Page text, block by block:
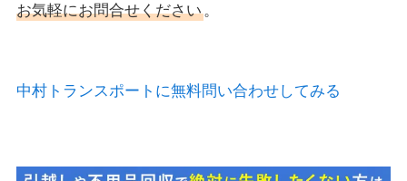
お気軽にお問合せください。
中村トランスポートに無料問い合わせしてみる